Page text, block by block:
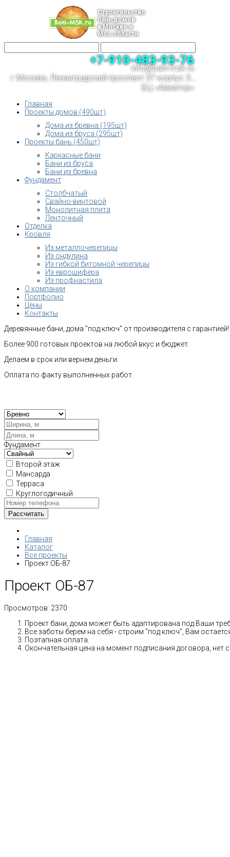
Строительство
бань,домов
в Москве и
Мос.области
+7-910-483-93-76
info@bani-msk.ru
г.Москва, Ленинградский проспект 37 корпус 3 ,
БЦ «Авиатор»
Главная
Проекты домов (490шт)
Дома из бревна (195шт)
Дома из бруса (295шт)
Проекты бань (450шт)
Каркасные бани
Бани из бруса
Бани из бревна
Фундамент
Столбчатый
Свайно-винтовой
Монолитная плита
Ленточный
Отделка
Кровля
Из металлочерепицы
Из ондулина
Из гибкой битомной черепицы
Из еврошифера
Из профнастила
О компании
Портфолио
Цены
Контакты
Деревянные бани, дома "под ключ" от производителя с гарантией!
Более 900 готовых проектов на любой вкус и бюджет.
Делаем в срок или вернем деньги.
Оплата по факту выполненных работ.
Фундамент
Второй этаж
Мансарда
Терраса
Круглогодичный
Главная
Каталог
Все проекты
Проект ОБ-87
Проект ОБ-87
Просмотров: 2370
Проект бани, дома может быть адаптирована под Ваши
Все заботы берем на себя - строим "под ключ", Вам
Поэтапная оплата.
Окончательная цена на момент подписания договора, нет